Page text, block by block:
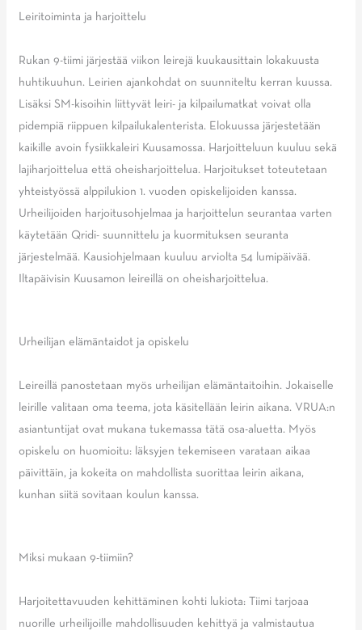
Leiritoiminta ja harjoittelu
Rukan 9-tiimi järjestää viikon leirejä kuukausittain lokakuusta
huhtikuuhun. Leirien ajankohdat on suunniteltu kerran kuussa.
Lisäksi SM-kisoihin liittyvät leiri- ja kilpailumatkat voivat olla
pidempiä riippuen kilpailukalenterista. Elokuussa järjestetään
kaikille avoin fysiikkaleiri Kuusamossa. Harjoitteluun kuuluu sekä
lajiharjoittelua että oheisharjoittelua. Harjoitukset toteutetaan
yhteistyössä alppilukion 1. vuoden opiskelijoiden kanssa.
Urheilijoiden harjoitusohjelmaa ja harjoittelun seurantaa varten
käytetään Qridi- suunnittelu ja kuormituksen seuranta
järjestelmää. Kausiohjelmaan kuuluu arviolta 54 lumipäivää.
Iltapäivisin Kuusamon leireillä on oheisharjoittelua.
Urheilijan elämäntaidot ja opiskelu
Leireillä panostetaan myös urheilijan elämäntaitoihin. Jokaiselle
leirille valitaan oma teema, jota käsitellään leirin aikana. VRUA:n
asiantuntijat ovat mukana tukemassa tätä osa-aluetta. Myös
opiskelu on huomioitu: läksyjen tekemiseen varataan aikaa
päivittäin, ja kokeita on mahdollista suorittaa leirin aikana,
kunhan siitä sovitaan koulun kanssa.
Miksi mukaan 9-tiimiin?
Harjoitettavuuden kehittäminen kohti lukiota: Tiimi tarjoaa
nuorille urheilijoille mahdollisuuden kehittyä ja valmistautua